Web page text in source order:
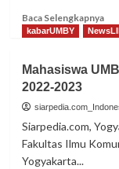
Baca SelengkapnyaRead
kabarUMBY
Mahasiswa
2022-2023
Siarpedia.com,
Fakultas Ilmu
Yogyakarta...